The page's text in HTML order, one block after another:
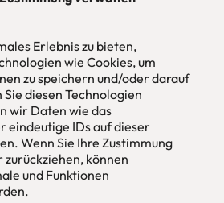
Erlebnis zu bieten,
wie Cookies, um
zu speichern und/oder darauf
diesen Technologien
wir Daten wie das
eindeutige IDs auf dieser
Wenn Sie Ihre Zustimmung
können
und Funktionen